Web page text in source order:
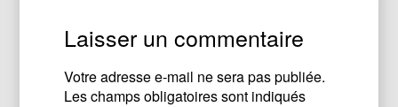
Laisser un commentaire
Votre adresse e-mail ne sera pas publiée.
Les champs obligatoires sont indiqués